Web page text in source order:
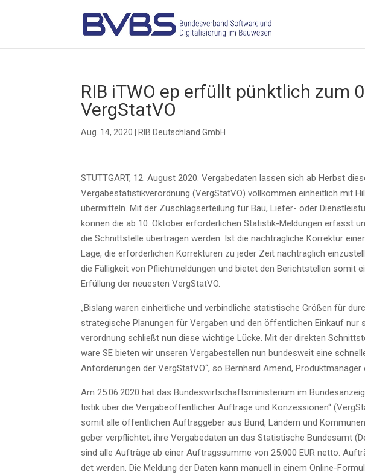
RIB iTWO ep erfüllt pünkt­lich zum
VergStatVO
Aug. 14, 2020 RIB Deutschland GmbH
STUTTGART, 12. August 2020. Ver­ga­be­da­ten las­sen sich ab Herbst
Ver­ga­be­sta­tis­tik­ver­ord­nung (Ver­g­Stat­VO) voll­kom­men ein­heit­lich mit
über­mit­teln. Mit der Zuschlags­er­tei­lung für Bau, Lie­fer- oder
kön­nen die ab 10. Okto­ber erfor­der­li­chen Sta­tis­tik-Mel­dun­gen erfasst
die Schnitt­stel­le über­tra­gen wer­den. Ist die nach­träg­li­che Kor­rek­tur
Lage, die erfor­der­li­chen Kor­rek­tu­ren zu jeder Zeit nach­träg­lich
die Fäl­lig­keit von Pflicht­mel­dun­gen und bie­tet den Bericht­stel­len somit
Erfül­lung der neu­es­ten VergStatVO.
„Bis­lang waren ein­heit­li­che und ver­bind­li­che sta­tis­ti­sche Grö­ßen für
stra­te­gi­sche Pla­nun­gen für Ver­ga­ben und den öffent­li­chen Ein­kauf
ver­ord­nung schließt nun die­se wich­ti­ge Lücke. Mit der direk­ten
ware SE bie­ten wir unse­ren Ver­ga­be­stel­len nun bun­des­weit eine
Anfor­de­run­gen der Ver­g­Stat­VO“, so Bern­hard Amend, Pro­dukt­ma­na­ger
Am 25.06.2020 hat das Bun­des­wirt­schafts­mi­nis­te­ri­um im
tis­tik über die Ver­ga­be­öf­fent­li­cher Auf­trä­ge und Kon­zes­sio­nen“
somit alle öffent­li­chen Auf­trag­ge­ber aus Bund, Län­dern und
ge­ber ver­pflich­tet, ihre Ver­ga­be­da­ten an das Sta­tis­ti­sche Bun­des­amt
sind alle Auf­trä­ge ab einer Auf­trags­sum­me von 25.000 EUR net­to.
det wer­den. Die Mel­dung der Daten kann manu­ell in einem Online-